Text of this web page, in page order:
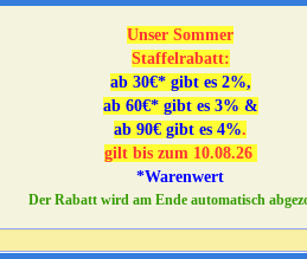
Unser Sommer
Staffelrabatt:
ab 30€* gibt es 2%,
ab 60€* gibt es 3% &
ab 90€ gibt es 4%.
gilt bis zum 10.08.26
*Warenwert
Der Rabatt wird am Ende automatisch